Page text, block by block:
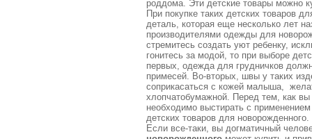
роддома. Эти детские товары можно
При покупке таких детских товаров
деталь, которая еще несколько лет
производителями одежды для
стремитесь создать уют ребенку,
гонитесь за модой, то при выборе
первых, одежда для грудничков
примесей. Во-вторых, швы у таких
соприкасаться с кожей малыша,
хлопчатобумажной. Перед тем, как
необходимо выстирать с
детских товаров для новорожденного.
Если все-таки, вы догматичный